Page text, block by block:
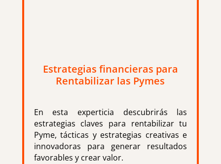
Estrategias financieras para
Rentabilizar las Pymes
En esta experticia descubrirás las
estrategias claves para rentabilizar tu
Pyme, tácticas y estrategias creativas e
innovadoras para generar resultados
favorables y crear valor.